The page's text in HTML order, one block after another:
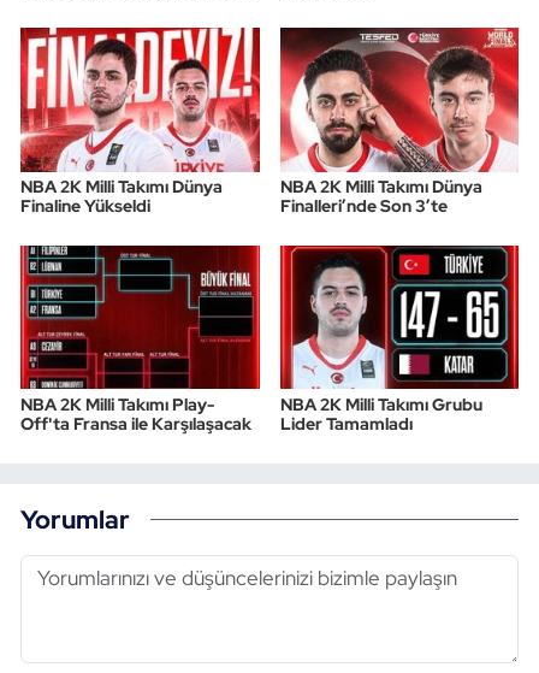
NBA 2K Milli Takımı Dünya
Finaline Yükseldi
NBA 2K Milli Takımı Dünya
Finalleri’nde Son 3’te
NBA 2K Milli Takımı Play-
Off'ta Fransa ile Karşılaşacak
NBA 2K Milli Takımı Grubu
Lider Tamamladı
Yorumlar